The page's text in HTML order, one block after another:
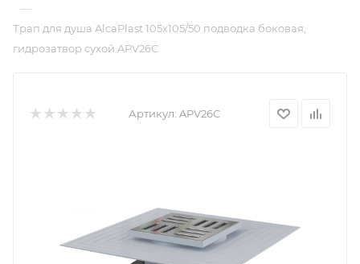
—
Трап для душа AlcaPlast 105x105/50 подводка боковая,
гидрозатвор сухой APV26C
Артикул: APV26C